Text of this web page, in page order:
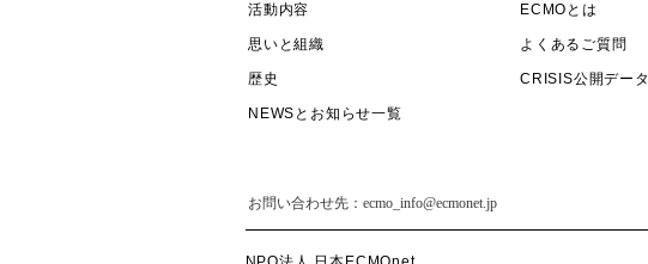
活動内容
思いと組織
歴史
NEWSとお知らせ一覧
ECMOとは
よくあるご質問
CRISIS公開データ